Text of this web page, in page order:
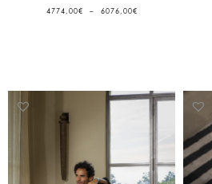
4774,00€ – 6076,00€PLAGE
DE